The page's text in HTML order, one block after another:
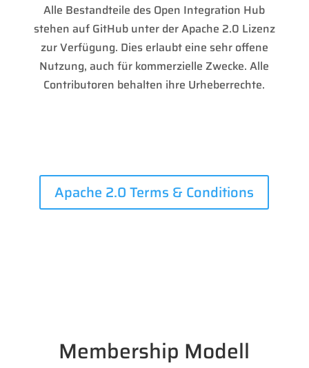
Alle Bestandteile des Open Integration Hub
stehen auf GitHub unter der Apache 2.0 Lizenz
zur Verfügung. Dies erlaubt eine sehr offene
Nutzung, auch für kommerzielle Zwecke. Alle
Contributoren behalten ihre Urheberrechte.
Apache 2.0 Terms & Conditions
Membership Modell